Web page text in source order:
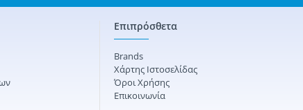
Επιπρόσθετα
Brands
Χάρτης Ιστοσελίδας
Όροι Χρήσης
Επικοινωνία